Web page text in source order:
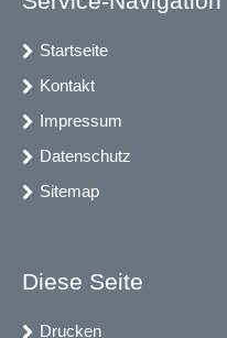
Startseite
Kontakt
Impressum
Datenschutz
Sitemap
Diese Seite
Drucken